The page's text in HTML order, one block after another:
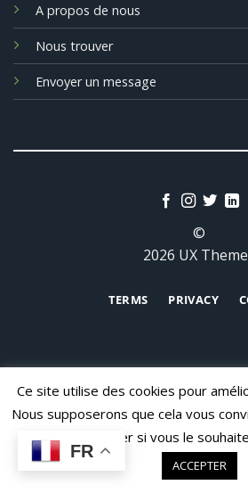
A propos de nous
Nous trouver
Envoyer un message
©
2026 UX
TERMS PRIVACY
CONTACT
Copyright 2026 ©
Ce site utilise des cookies pour
Nous supposerons que cela vous
vous désabonner si vous le
ACCEPTER
FR